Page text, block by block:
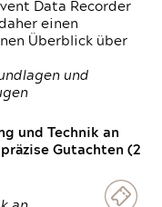
Data Recorder
einen
Überblick über
und
und Technik an
Gutachten (2